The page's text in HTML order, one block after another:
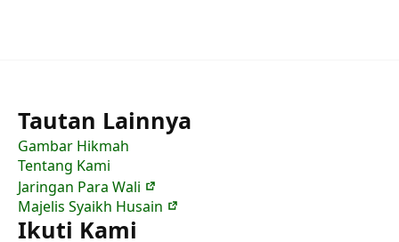
Tautan Lainnya
Gambar Hikmah
Tentang Kami
Jaringan Para Wali
Majelis Syaikh Husain
Ikuti Kami